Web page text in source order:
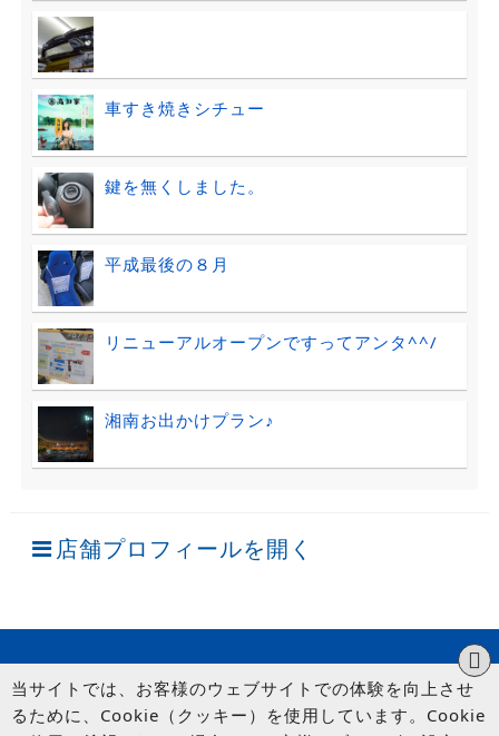
車すき焼きシチュー
鍵を無くしました。
平成最後の８月
リニューアルオープンですってアンタ^^/
湘南お出かけプラン♪
店舗プロフィールを開く
当サイトでは、お客様のウェブサイトでの体験を向上させ
るために、Cookie（クッキー）を使用しています。Cookie